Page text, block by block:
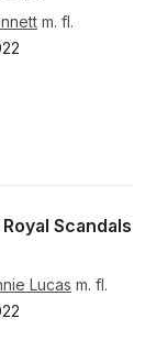
m. fl.
Scandals
Lucas m. fl.